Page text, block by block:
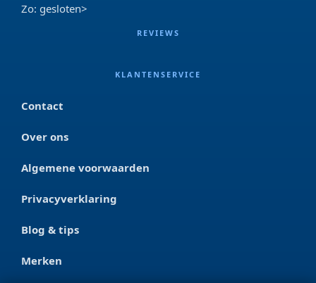
Zo: gesloten>
REVIEWS
KLANTENSERVICE
Contact
Over ons
Algemene voorwaarden
Privacyverklaring
Blog & tips
Merken